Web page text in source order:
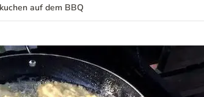
auf dem BBQ